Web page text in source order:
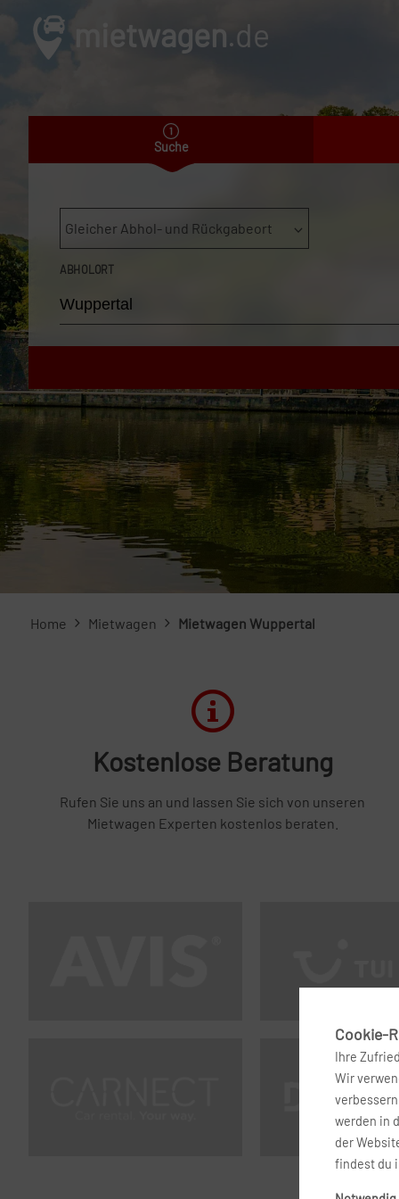
mietwagen.de
Suche
Gleicher Abhol- und Rückgabeort
ABHOLORT
Home Mietwagen Mietwagen Wuppertal
Kostenlose Beratung
Rufen Sie uns an und lassen Sie sich von unseren
Mietwagen Experten kostenlos beraten.
Cookie-
Ihre
Wir
werden in
der
findest du